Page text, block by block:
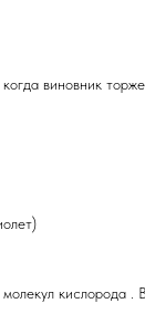
виновник
кислорода .